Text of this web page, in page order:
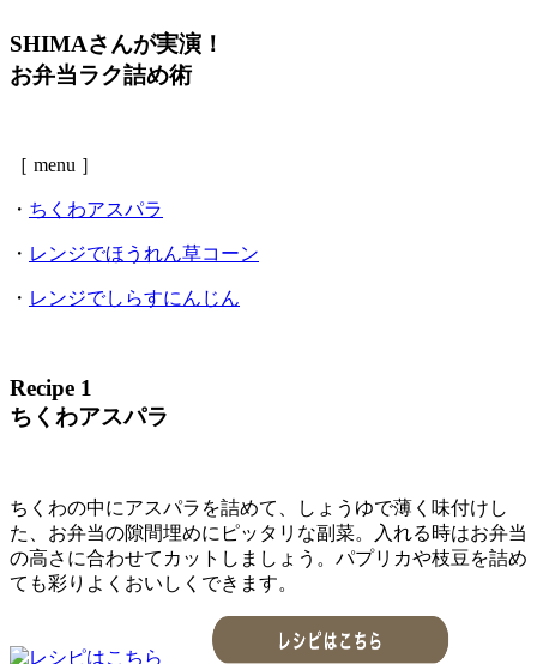
SHIMAさんが実演！
お弁当ラク詰め術
［ menu ］
・ ちくわアスパラ
・ レンジでほうれん草コーン
・ レンジでしらすにんじん
Recipe 1
ちくわアスパラ
ちくわの中にアスパラを詰めて、しょうゆで薄く味付けし
た、お弁当の隙間埋めにピッタリな副菜。入れる時はお弁当
の高さに合わせてカットしましょう。パプリカや枝豆を詰め
ても彩りよくおいしくできます。